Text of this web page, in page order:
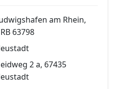
nach kostenloser
verfügbar
registrieren
am Rhein,
63798
2 a, 67435